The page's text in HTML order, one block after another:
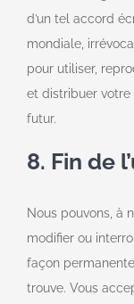
d’un tel accord
mondiale,
pour utiliser,
et distribuer
futur.
8. Fin de
Nous pouvons, à
modifier ou
façon
trouve. Vous